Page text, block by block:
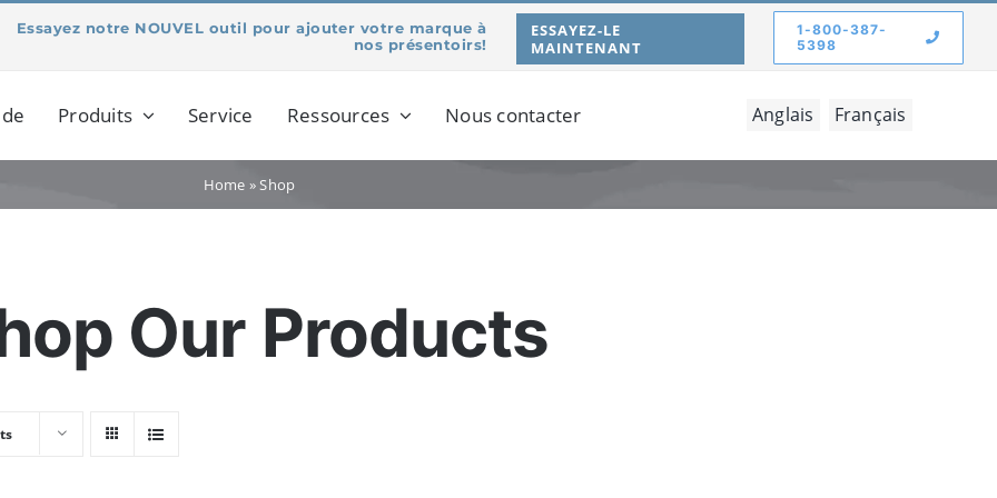
Essayez notre NOUVEL outil pour ajouter votre marque à
nos présentoirs!
ESSAYEZ-LE
MAINTENANT
1-800-387-
5398
Produits Service Ressources Nous contacter Anglais Français
Home »Shop
Our Products